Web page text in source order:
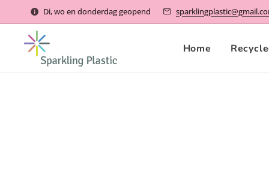
Di, wo en donderdag geopend
Home